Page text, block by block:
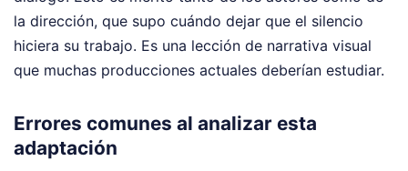
la dirección, que supo cuándo dejar que el silencio
hiciera su trabajo. Es una lección de narrativa visual
que muchas producciones actuales deberían estudiar.
Errores comunes al analizar esta
adaptación